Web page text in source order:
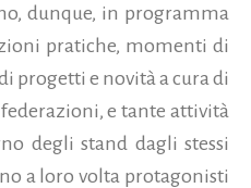
dunque, in programma
pratiche, momenti di
progetti e novità a cura di
e tante attività
degli stand dagli stessi
a loro volta protagonisti